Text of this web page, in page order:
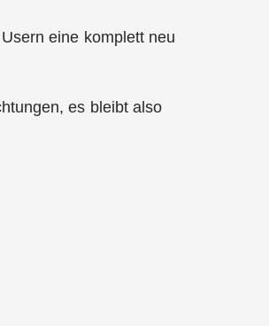
eine komplett neu
es bleibt also